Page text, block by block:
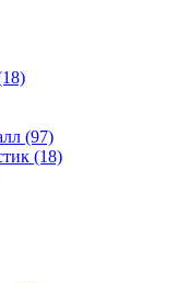
(97)
(18)